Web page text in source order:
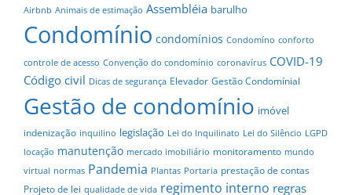
Airbnb Animais de estimação Assembléia barulho
Condomínio condomínios Condomíno conforto
controle de acesso Convenção do condomínio coronavírus COVID-19
Código civil Dicas de segurança Elevador Gestão Condomínial
Gestão de condomínio imóvel
indenização inquilino legislação Lei do Inquilinato Lei do Silêncio LGPD
locação manutenção mercado imobiliário monitoramento mundo
virtual normas Pandemia Plantas Portaria prestação de contas
Projeto de lei qualidade de vida regimento interno regras